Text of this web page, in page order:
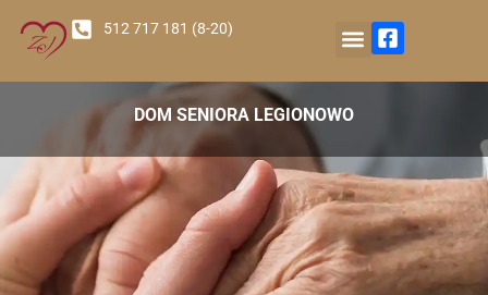
512 717 181 (8-20)
DOM SENIORA LEGIONOWO